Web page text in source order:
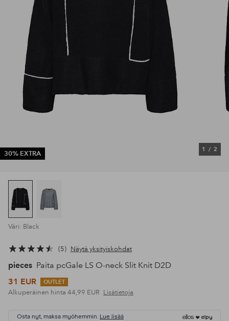
30% EXTRA
1 / 2
Väri: Black
5 Näytä yksityiskohdat
pieces Paita pcGale LS O-neck Slit Knit D2D
31 EUR
OUTLET
Alkuperäinen hinta 44,99 EUR Lisätietoja
Osta nyt, maksa myöhemmin. Lue lisää